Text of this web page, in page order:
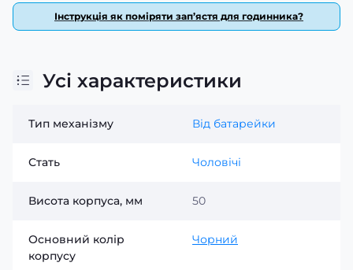
Інструкція як поміряти зап’ястя для годинника?
Усі характеристики
Тип механізму Від батарейки
Стать Чоловічі
Висота корпуса, мм 50
Основний колір
корпусу
Чорний